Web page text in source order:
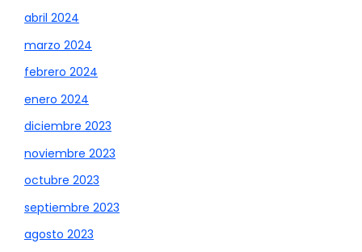
abril 2024
marzo 2024
febrero 2024
enero 2024
diciembre 2023
noviembre 2023
octubre 2023
septiembre 2023
agosto 2023